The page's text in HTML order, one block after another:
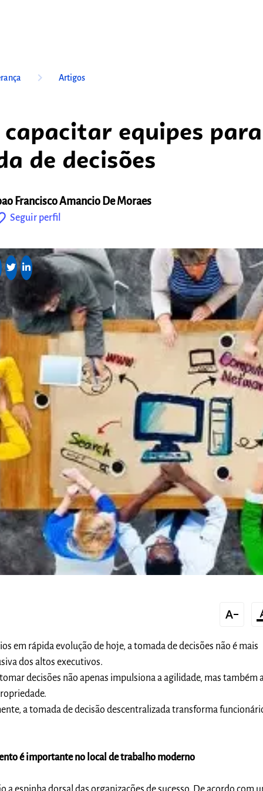
keyboard_arrow_right Artigos
capacitar equipes para
de decisões
Francisco Amancio De Moraes
Seguir perfil
text_decrease
em rápida evolução de hoje, a tomada de decisões não é mais
dos altos executivos.
decisões não apenas impulsiona a agilidade, mas também
a tomada de decisão descentralizada transforma
é importante no local de trabalho moderno